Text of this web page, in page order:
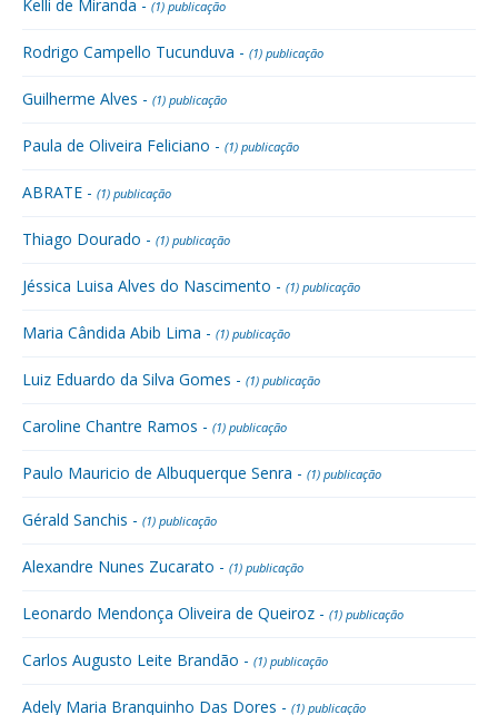
Kelli de Miranda - (1) publicação
Rodrigo Campello Tucunduva - (1) publicação
Guilherme Alves - (1) publicação
Paula de Oliveira Feliciano - (1) publicação
ABRATE - (1) publicação
Thiago Dourado - (1) publicação
Jéssica Luisa Alves do Nascimento - (1) publicação
Maria Cândida Abib Lima - (1) publicação
Luiz Eduardo da Silva Gomes - (1) publicação
Caroline Chantre Ramos - (1) publicação
Paulo Mauricio de Albuquerque Senra - (1) publicação
Gérald Sanchis - (1) publicação
Alexandre Nunes Zucarato - (1) publicação
Leonardo Mendonça Oliveira de Queiroz - (1) publicação
Carlos Augusto Leite Brandão - (1) publicação
Adely Maria Branquinho Das Dores - (1) publicação